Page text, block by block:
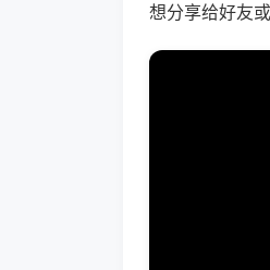
想分享给好友